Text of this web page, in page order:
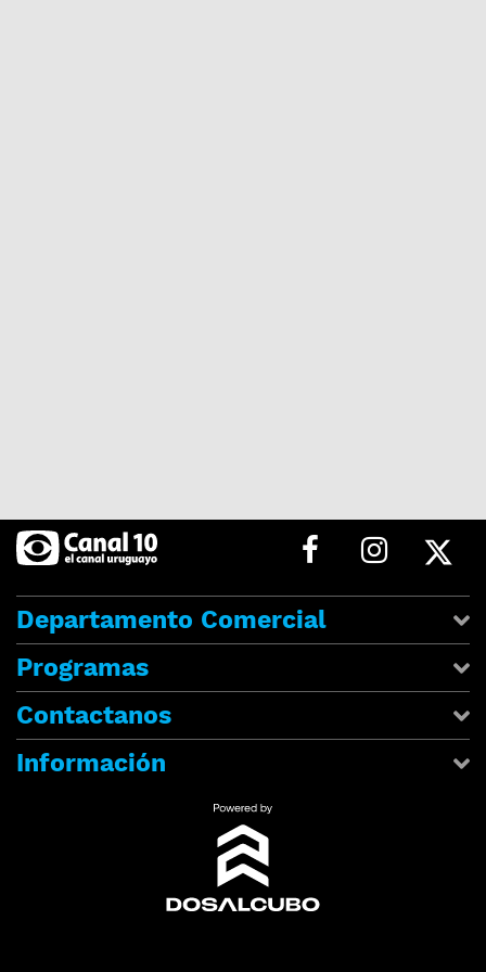
Departamento Comercial
Programas
Contactanos
Información